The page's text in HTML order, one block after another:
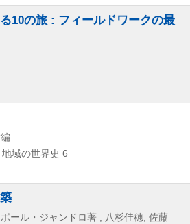
10の旅 : フィールドワークの最
地域の世界史 6
ール・ジャンドロ著 ; 八杉佳穂, 佐藤